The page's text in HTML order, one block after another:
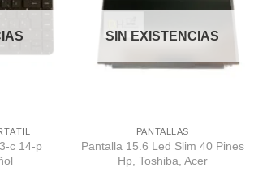
c 14-p
SIN EXISTENCIAS
PANTALLAS
Pantalla 15.6 Led Slim 40 Pines
Hp, Toshiba, Acer